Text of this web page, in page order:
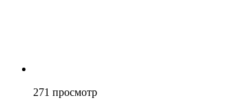
271 просмотр